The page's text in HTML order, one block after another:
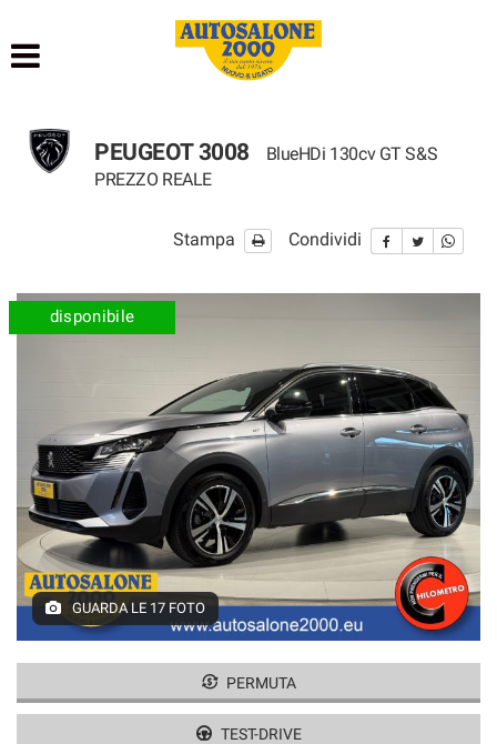
NOLEGGIO BREVE TERMINE
NOLEGGIO LUNGO TERMINE
ACQUISTIAMO USATO
AUTOSALONE
CONTATTI
PEUGEOT 3008
BlueHDi 130cv GT S&S
PREZZO REALE
Stampa Condividi
disponibile
GUARDA LE 17 FOTO
PERMUTA
TEST-DRIVE